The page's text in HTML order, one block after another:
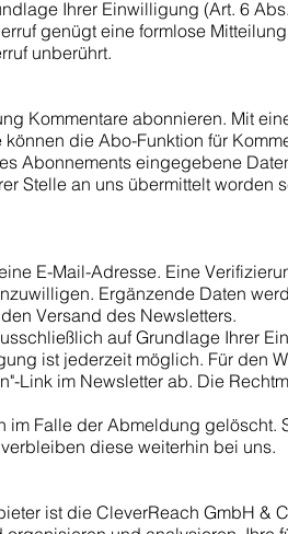
Ihrer Einwilligung (Art. 6
genügt eine formlose
unberührt.
Kommentare abonnieren. Mit
die Abo-Funktion für
Abonnements eingegebene
Stelle an uns übermittelt worden
E-Mail-Adresse. Eine
Ergänzende Daten
Versand des Newsletters.
auf Grundlage Ihrer
ist jederzeit möglich. Für den
Link im Newsletter ab. Die
Falle der Abmeldung gelöscht.
diese weiterhin bei uns.
ist die CleverReach GmbH &